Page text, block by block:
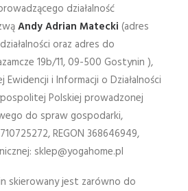
działalność
Andy Adrian Matecki (adres
oraz adres do
19b/11, 09-500 Gostynin ),
i Informacji o Działalności
Polskiej prowadzonej
do spraw gospodarki,
REGON 368646949,
sklep@yogahome.pl
skierowany jest zarówno do